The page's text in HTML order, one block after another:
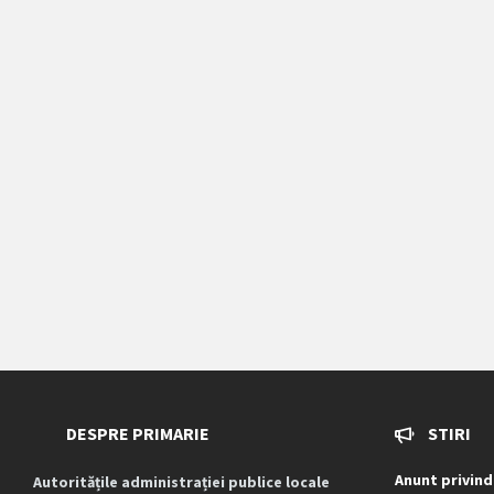
DESPRE PRIMARIE
Autoritățile administrației publice locale
STIRI
Anunt